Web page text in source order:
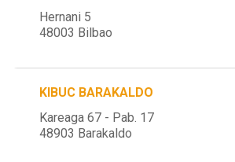
Hernani 5
48003 Bilbao
KIBUC BARAKALDO
Kareaga 67 - Pab. 17
48903 Barakaldo